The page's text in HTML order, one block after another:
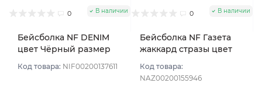
0 В наличии
Бейсболка NF DENIM
цвет Чёрный размер
Код товара: NIF00200137611
0 В наличии
Бейсболка NF Газета
жаккард стразы цвет
Код товара:
NAZ00200155946